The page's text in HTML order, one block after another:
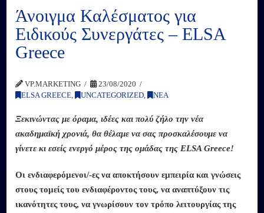
Άνοιγμα Καλέσματος για
Ειδικούς Συνεργάτες – ELSA
Greece
VP.MARKETING
23/08/2020
ELSA GREECE
UNCATEGORIZED ΝΕΑ
Ξεκινώντας με όραμα, ιδέες και πολύ ζήλο την νέα
ακαδημαϊκή χρονιά, θα θέλαμε να σας προσκαλέσουμε να
γίνετε κι εσείς ενεργό μέρος της ομάδας της ELSA Greece!
Οι ενδιαφερόμενοι/-ες να αποκτήσουν εμπειρία και γνώσεις
στους τομείς του ενδιαφέροντος τους, να αναπτύξουν τις
ικανότητες τους, να γνωρίσουν τον τρόπο λειτουργίας της